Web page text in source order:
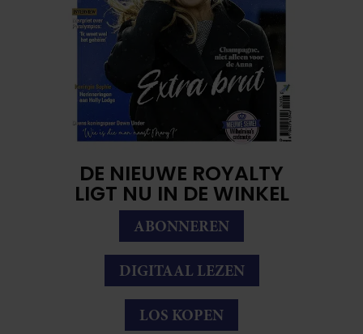
DE NIEUWE ROYALTY
LIGT NU IN DE WINKEL
ABONNEREN
DIGITAAL LEZEN
LOS KOPEN